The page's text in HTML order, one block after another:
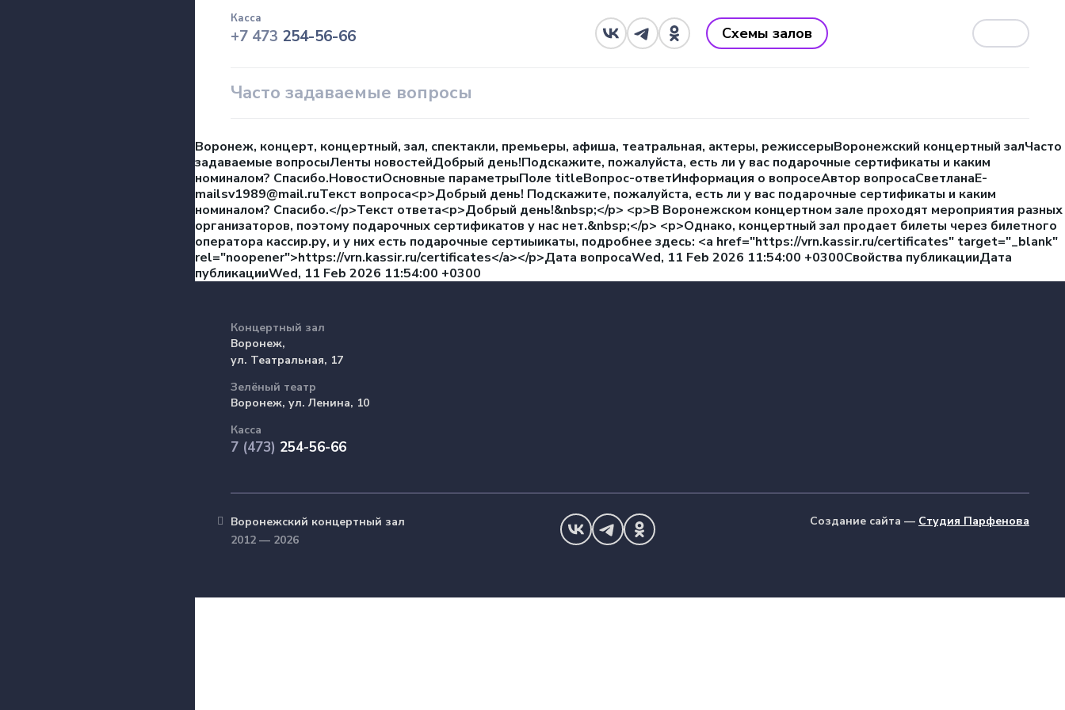
Касса
+7 473 254-56-66 Схемы залов
Часто задаваемые вопросы
Воронеж, концерт, концертный, зал, спектакли, премьеры, афиша, театральная, актеры, режиссерыВоронежский концертный залЧасто
задаваемые вопросыЛенты новостейДобрый день!Подскажите, пожалуйста, есть ли у вас подарочные сертификаты и каким
номиналом? Спасибо.НовостиОсновные параметрыПоле titleВопрос-ответИнформация о вопросеАвтор вопросаСветланаE-
mailsv1989@mail.ruТекст вопроса<p>Добрый день! Подскажите, пожалуйста, есть ли у вас подарочные сертификаты и каким
номиналом? Спасибо.</p>Текст ответа<p>Добрый день!&nbsp;</p> <p>В Воронежском концертном зале проходят мероприятия разных
организаторов, поэтому подарочных сертификатов у нас нет.&nbsp;</p> <p>Однако, концертный зал продает билеты через билетного
оператора кассир.ру, и у них есть подарочные сертиыикаты, подробнее здесь: <a href="https://vrn.kassir.ru/certificates" target="_blank"
rel="noopener">https://vrn.kassir.ru/certificates</a></p>Дата вопросаWed, 11 Feb 2026 11:54:00 +0300Свойства публикацииДата
публикацииWed, 11 Feb 2026 11:54:00 +0300
Концертный зал
Воронеж,
ул. Театральная, 17
Зелёный театр
Воронеж, ул. Ленина, 10
Касса
7 (473) 254-56-66
Воронежский концертный зал
2012 — 2026
Создание сайта — Студия Парфенова